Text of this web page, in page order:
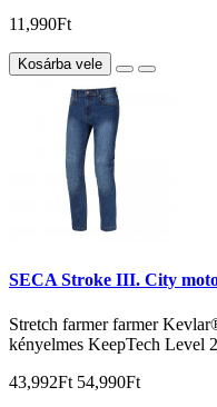
11,990Ft
Kosárba vele
SECA Stroke III. City
Stretch farmer farmer
kényelmes KeepTech Level
43,992Ft 54,990Ft